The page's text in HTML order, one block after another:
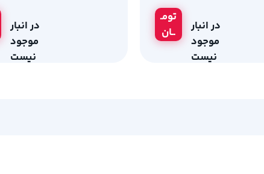
تومـ
ــان
در انبار
موجود
نیست
در انبار
موجود
نیست